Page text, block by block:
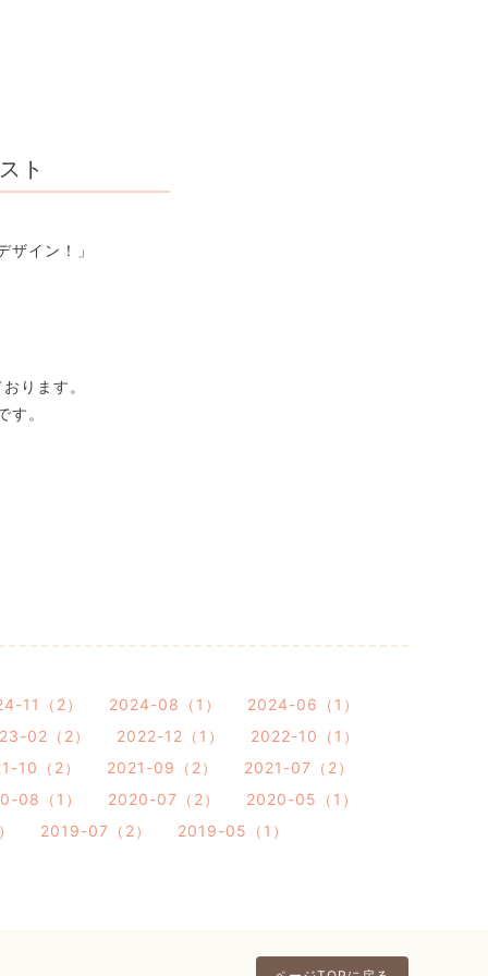
ト
イン！」
ります。
。
11（2） 2024-08（1）
2024-06（1）
02（2）
2022-12（1）
2022-10（1）
10（2）
2021-09（2）
2021-07（2）
08（1）
2020-07（2）
2020-05（1）
2019-07（2） 2019-05（1）